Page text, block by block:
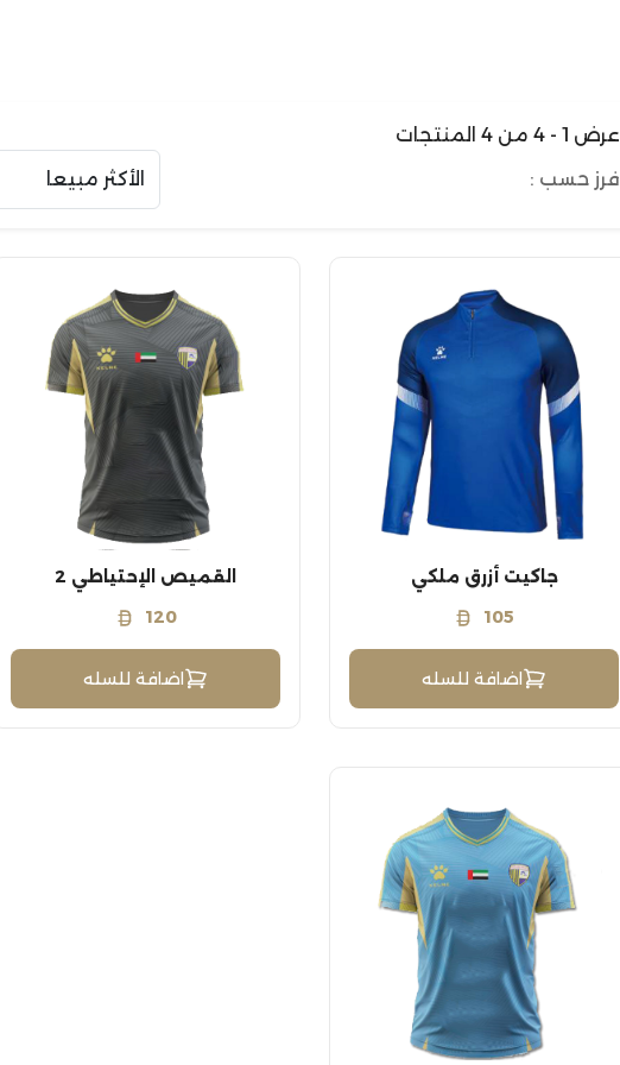
عرض 1 - 4 من 4 المنتجات
فرز حسب :
جاكيت أزرق ملكي
105
اضافة للسله
القميص الإحتياطي 2
120
اضافة للسله